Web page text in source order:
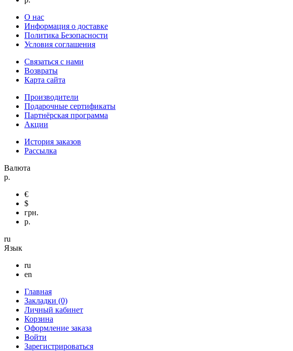
О нас
Информация о доставке
Политика Безопасности
Условия соглашения
Связаться с нами
Возвраты
Карта сайта
Производители
Подарочные сертификаты
Партнёрская программа
Акции
История заказов
Рассылка
Валюта
р.
€
$
грн.
р.
ru
Язык
ru
en
Главная
Закладки (0)
Личный кабинет
Корзина
Оформление заказа
Войти
Зарегистрироваться